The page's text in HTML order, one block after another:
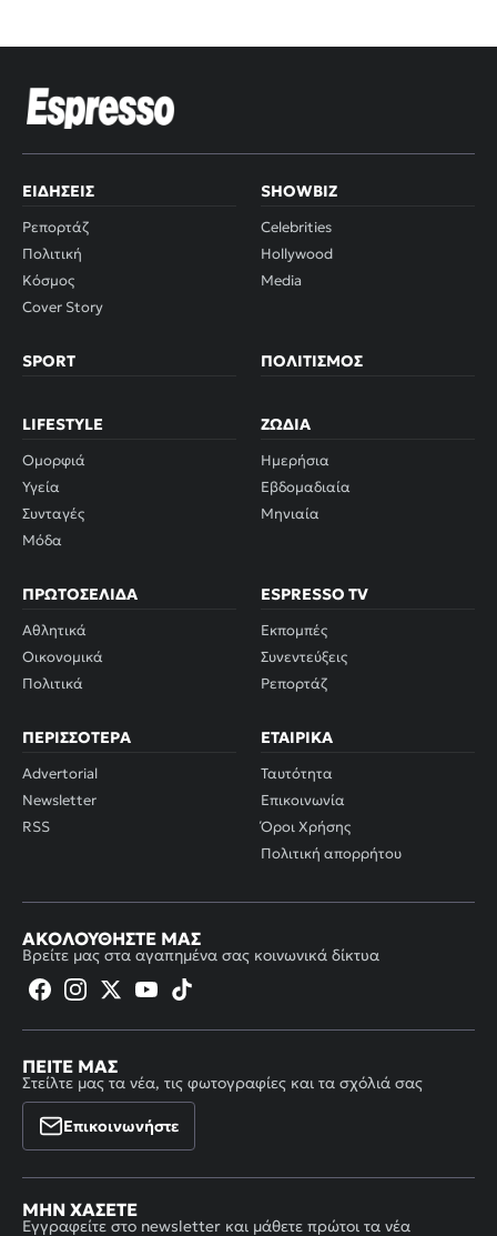
ΕΙΔΉΣΕΙΣ
Ρεπορτάζ
Πολιτική
Κόσμος
Cover Story
SHOWBIZ
Celebrities
Hollywood
Media
SPORT ΠΟΛΙΤΙΣΜΌΣ
LIFESTYLE
Ομορφιά
Υγεία
Συνταγές
Μόδα
ΖΏΔΙΑ
Ημερήσια
Εβδομαδιαία
Μηνιαία
ΠΡΩΤΟΣΈΛΙΔΑ
Αθλητικά
Οικονομικά
Πολιτικά
ESPRESSO TV
Εκπομπές
Συνεντεύξεις
Ρεπορτάζ
ΠΕΡΙΣΣΌΤΕΡΑ
Advertorial
Newsletter
RSS
ΕΤΑΙΡΙΚΆ
Ταυτότητα
Επικοινωνία
Όροι Χρήσης
Πολιτική απορρήτου
ΑΚΟΛΟΥΘΉΣΤΕ ΜΑΣ
Βρείτε μας στα αγαπημένα σας κοινωνικά δίκτυα
ΠΕΊΤΕ ΜΑΣ
Στείλτε μας τα νέα, τις φωτογραφίες και τα σχόλιά σας
Επικοινωνήστε
ΜΗΝ ΧΆΣΕΤΕ
Εγγραφείτε στο newsletter και μάθετε πρώτοι τα νέα